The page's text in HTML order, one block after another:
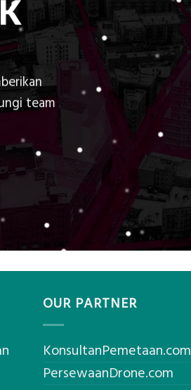
team
OUR PARTNER
KonsultanPemetaan.com
PersewaanDrone.com